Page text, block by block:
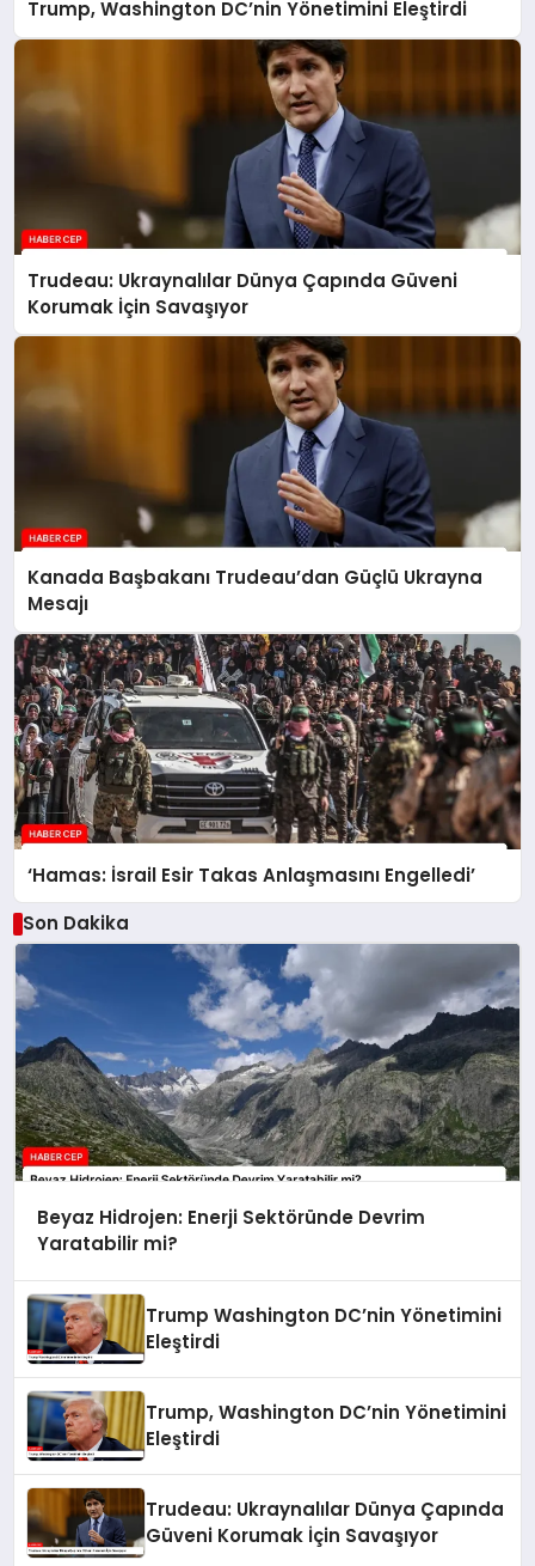
Trump, Washington DC’nin Yönetimini Eleştirdi
Trudeau: Ukraynalılar Dünya Çapında Güveni
Korumak İçin Savaşıyor
Kanada Başbakanı Trudeau’dan Güçlü Ukrayna
Mesajı
‘Hamas: İsrail Esir Takas Anlaşmasını Engelledi’
Son Dakika
Beyaz Hidrojen: Enerji Sektöründe Devrim
Yaratabilir mi?
Trump Washington DC’nin Yönetimini
Eleştirdi
Trump, Washington DC’nin Yönetimini
Eleştirdi
Trudeau: Ukraynalılar Dünya Çapında
Güveni Korumak İçin Savaşıyor